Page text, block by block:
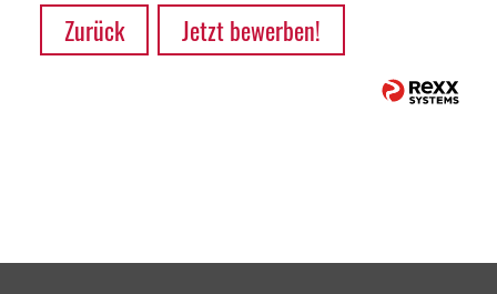
Zurück Jetzt bewerben!